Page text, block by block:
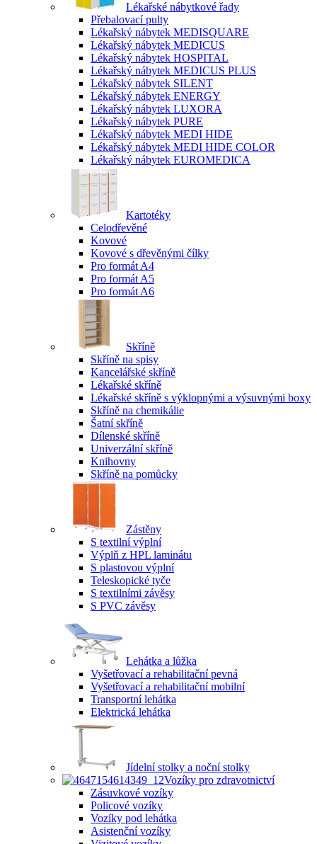
Lékařské nábytkové řady
Přebalovací pulty
Lékařský nábytek MEDISQUARE
Lékařský nábytek MEDICUS
Lékařský nábytek HOSPITAL
Lékařský nábytek MEDICUS PLUS
Lékařský nábytek SILENT
Lékařský nábytek ENERGY
Lékařský nábytek LUXORA
Lékařský nábytek PURE
Lékařský nábytek MEDI HIDE
Lékařský nábytek MEDI HIDE COLOR
Lékařský nábytek EUROMEDICA
Kartotéky
Celodřevěné
Kovové
Kovové s dřevěnými čílky
Pro formát A4
Pro formát A5
Pro formát A6
Skříně
Skříně na spisy
Kancelářské skříně
Lékařské skříně
Lékařské skříně s výklopnými a výsuvnými boxy
Skříně na chemikálie
Šatní skříně
Dílenské skříně
Univerzální skříně
Knihovny
Skříně na pomůcky
Zástěny
S textilní výplní
Výplň z HPL laminátu
S plastovou výplní
Teleskopické tyče
S textilními závěsy
S PVC závěsy
Lehátka a lůžka
Vyšetřovací a rehabilitační pevná
Vyšetřovací a rehabilitační mobilní
Transportní lehátka
Elektrická lehátka
Jídelní stolky a noční stolky
Vozíky pro zdravotnictví
Zásuvkové vozíky
Policové vozíky
Vozíky pod lehátka
Asistenční vozíky